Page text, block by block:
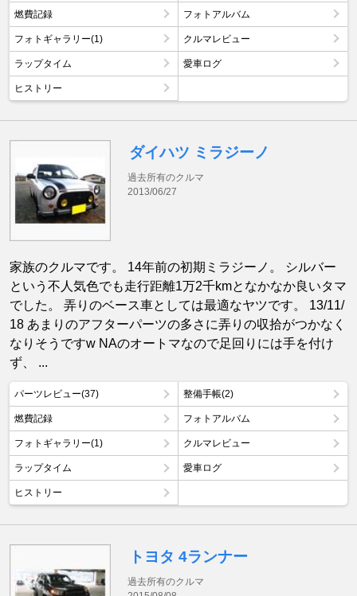
燃費記録 フォトアルバム
フォトギャラリー(1) クルマレビュー
ラップタイム 愛車ログ
ヒストリー
ダイハツ ミラジーノ
過去所有のクルマ
2013/06/27
家族のクルマです。 14年前の初期ミラジーノ。 シルバー
という不人気色でも走行距離1万2千kmとなかなか良いタマ
でした。 弄りのベース車としては最適なヤツです。 13/11/
18 あまりのアフターパーツの多さに弄りの収拾がつかなく
なりそうですw NAのオートマなので足回りには手を付け
ず、 ...
パーツレビュー(37) 整備手帳(2)
燃費記録 フォトアルバム
フォトギャラリー(1) クルマレビュー
ラップタイム 愛車ログ
ヒストリー
トヨタ 4ランナー
過去所有のクルマ